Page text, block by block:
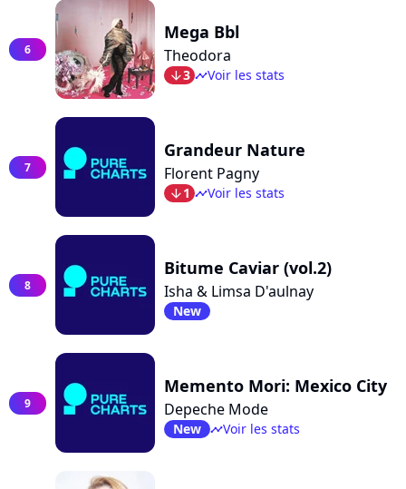
6
Mega Bbl
Theodora
arrow_bot3 timelineVoir les stats
7
Grandeur Nature
Florent Pagny
arrow_bot1 timelineVoir les stats
8
Bitume Caviar (vol.2)
Isha & Limsa D'aulnay
New
9
Memento Mori: Mexico City
Depeche Mode
New timelineVoir les stats